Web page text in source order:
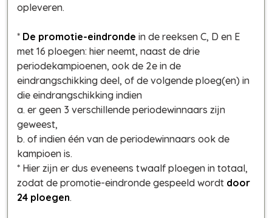
opleveren.
* De promotie-eindronde in de reeksen C, D en E
met 16 ploegen: hier neemt, naast de drie
periodekampioenen, ook de 2e in de
eindrangschikking deel, of de volgende ploeg(en) in
die eindrangschikking indien
a. er geen 3 verschillende periodewinnaars zijn
geweest,
b. of indien één van de periodewinnaars ook de
kampioen is.
* Hier zijn er dus eveneens twaalf ploegen in totaal,
zodat de promotie-eindronde gespeeld wordt door
24 ploegen.